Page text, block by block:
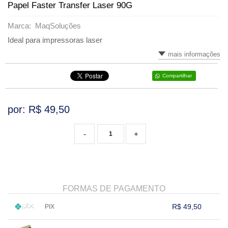
Papel Faster Transfer Laser 90G
Marca: MaqSoluções
Ideal para impressoras laser
mais informações
Compartilhar
por: R$ 49,50
+
-
FORMAS DE PAGAMENTO
PIX R$ 49,50